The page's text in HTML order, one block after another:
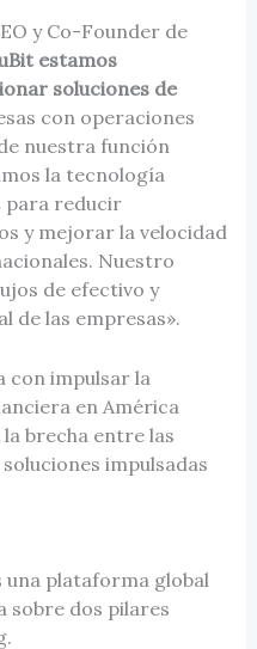
y Co-Founder de
estamos
soluciones de
con operaciones
nuestra función
la tecnología
para reducir
y mejorar la velocidad
Nuestro
de efectivo y
de las empresas».
con impulsar la
en América
brecha entre las
impulsadas
una plataforma global
sobre dos pilares